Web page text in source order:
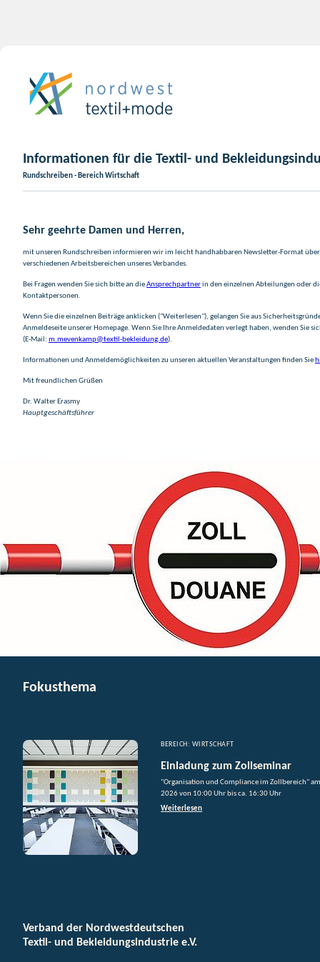
Informationen für die Textil- und
Rundschreiben - Bereich Wirtschaft
Sehr geehrte Damen und Herren,
mit unseren Rundschreiben informieren wir im leicht handhabbaren Newsletter-Format über
verschiedenen Arbeitsbereichen unseres Verbandes.
Bei Fragen wenden Sie sich bitte an dieAnsprechpartnerin den einzelnen Abteilungen oder
Kontaktpersonen.
Wenn Sie die einzelnen Beiträge anklicken ("Weiterlesen"), gelangen Sie aus
Anmeldeseite unserer Homepage. Wenn Sie Ihre Anmeldedaten verlegt haben, wenden Sie
(E-Mail: m.mevenkamp@textil-bekleidung.de).
Informationen und Anmeldemöglichkeiten zu unseren aktuellen Veranstaltungen finden Sie
Mit freundlichen Grüßen
Dr. Walter Erasmy
Hauptgeschäftsführer
Fokusthema
BEREICH: WIRTSCHAFT
Einladung zum Zollseminar
"Organisation und Compliance im Zollbereich"
2026 von 10:00 Uhr bis ca. 16:30 Uhr
Weiterlesen
Verband der Nordwestdeutschen
Textil- und Bekleidungsindustrie e.V.